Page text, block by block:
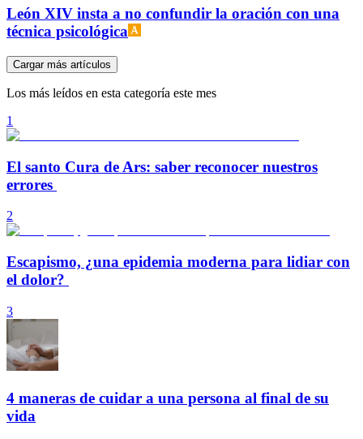
León XIV insta a no confundir la oración con una
técnica psicológica
Cargar más artículos
Los más leídos en esta categoría este mes
1
El santo Cura de Ars: saber reconocer nuestros
errores
2
Escapismo, ¿una epidemia moderna para lidiar con
el dolor?
3
4 maneras de cuidar a una persona al final de su
vida